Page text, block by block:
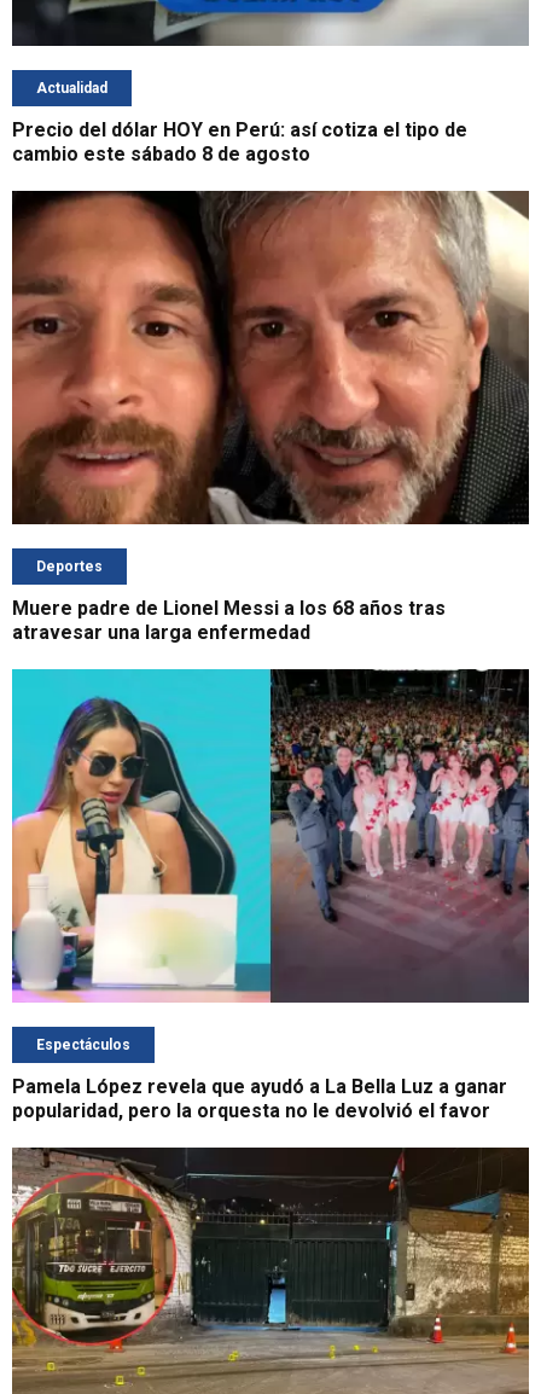
Actualidad
Precio del dólar HOY en Perú: así cotiza el tipo de
cambio este sábado 8 de agosto
Deportes
Muere padre de Lionel Messi a los 68 años tras
atravesar una larga enfermedad
Espectáculos
Pamela López revela que ayudó a La Bella Luz a ganar
popularidad, pero la orquesta no le devolvió el favor